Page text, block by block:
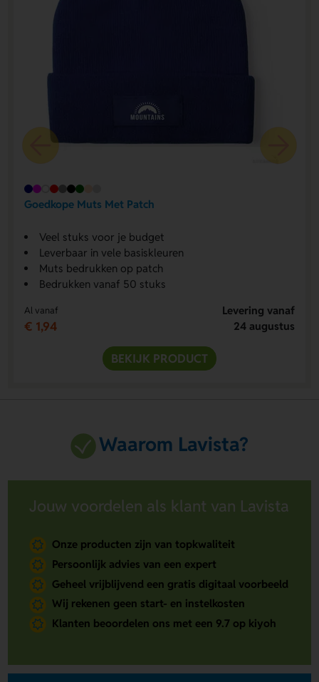
Goedkope Muts Met Patch
Veel stuks voor je budget
Leverbaar in vele basiskleuren
Muts bedrukken op patch
Bedrukken vanaf 50 stuks
Al vanaf
€ 1,94
Levering vanaf
24 augustus
BEKIJK PRODUCT
Waarom Lavista?
Jouw voordelen als klant van Lavista
Onze producten zijn van topkwaliteit
Persoonlijk advies van een expert
Geheel vrijblijvend een gratis digitaal voorbeeld
Wij rekenen geen start- en instelkosten
Klanten beoordelen ons met een 9.7 op kiyoh